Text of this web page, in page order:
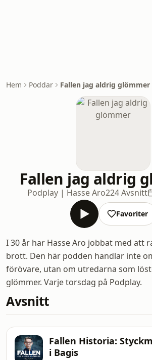
Hem Poddar Fallen jag aldrig glömmer
Fallen jag aldrig
Podplay | Hasse Aro224 Avsnitt
Favoriter
I 30 år har Hasse Aro jobbat med att
brott. Den här podden handlar inte
förövare, utan om utredarna som
glömmer. Varje torsdag på Podplay.
Avsnitt
Fallen Historia:
i Bagis